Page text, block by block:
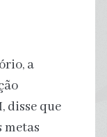
a
disse que
metas